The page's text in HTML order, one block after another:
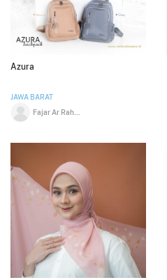
Azura
JAWA BARAT